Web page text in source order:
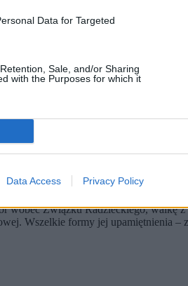
Data for Targeted
Sale, and/or Sharing
with the Purposes for which it
Data Access Privacy Policy
Ukraińskiej Powstańczej
umiarkowanych retorsji. Jak
z dużą asymetrią podejścia do tej
wobec Związku Radzieckiego,
Wszelkie formy jej upamiętnienia